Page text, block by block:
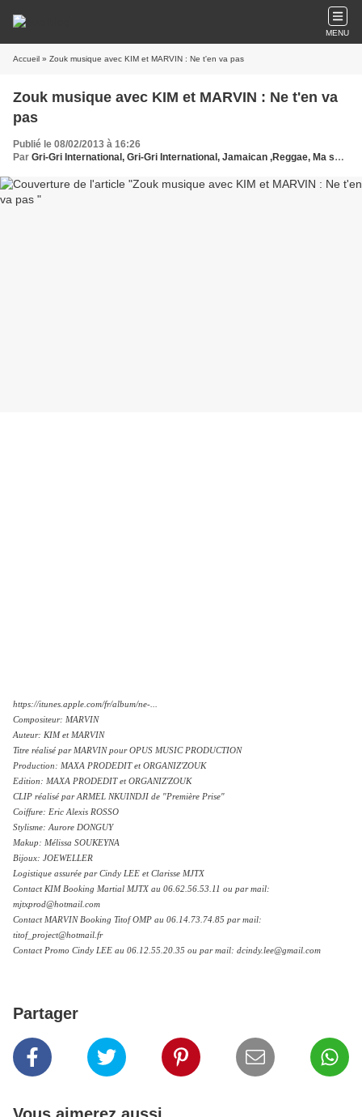
MENU
Accueil » Zouk musique avec ‪KIM et MARVIN : Ne t'en va pas ‬
Zouk musique avec ‪KIM et MARVIN : Ne t'en va
Publié le 08/02/2013 à 16:26
Par Gri-Gri International, Gri-Gri International, Jamaican ,Reggae, Ma solange oussou, Zouk, Rasun, ‪KIM et MARVIN , ‬Antilles
https://itunes.apple.com/fr/album/ne-...‬
Compositeur: MARVIN
Auteur: KIM et MARVIN
Titre réalisé par MARVIN pour OPUS MUSIC PRODUCTION
Production: MAXA PRODEDIT et ORGANIZ'ZOUK
Edition: MAXA PRODEDIT et ORGANIZ'ZOUK
CLIP réalisé par ARMEL NKUINDJI de "Première Prise"
Coiffure: Eric Alexis ROSSO
Stylisme: Aurore DONGUY
Makup: Mélissa SOUKEYNA
Bijoux: JOEWELLER
Logistique assurée par Cindy LEE et Clarisse MJTX
Contact KIM Booking Martial MJTX au 06.62.56.53.11 ou par mail:
mjtxprod@hotmail.com
Contact MARVIN Booking Titof OMP au 06.14.73.74.85 par mail:
titof_project@hotmail.fr
Contact Promo Cindy LEE au 06.12.55.20.35 ou par mail: dcindy.lee@gmail.com
Partager